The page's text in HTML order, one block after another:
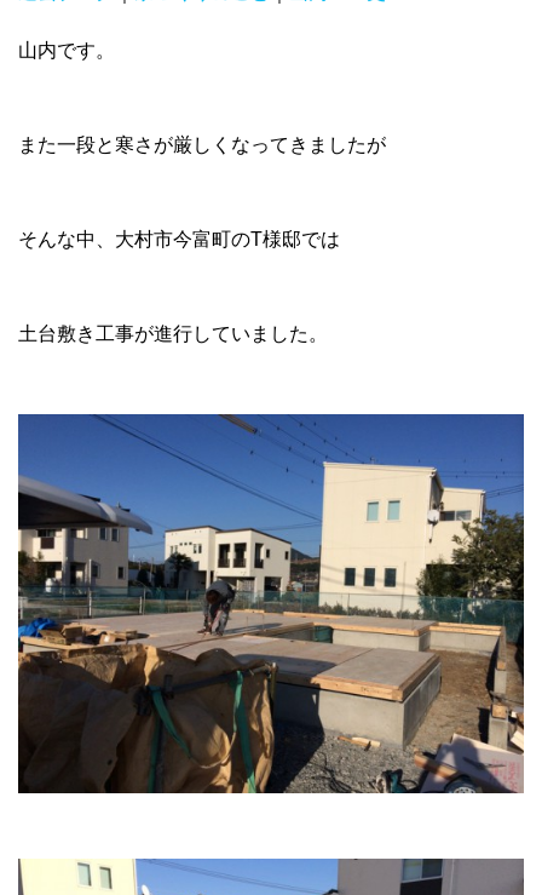
山内です。
また一段と寒さが厳しくなってきましたが
そんな中、大村市今富町のT様邸では
土台敷き工事が進行していました。